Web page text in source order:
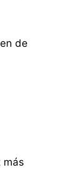
de
más